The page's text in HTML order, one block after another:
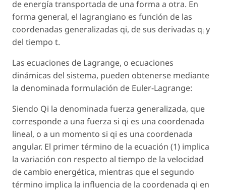
de energía transportada de una forma a otra. En
forma general, el lagrangiano es función de las
coordenadas generalizadas qi, de sus derivadas qi y
del tiempo t.
Las ecuaciones de Lagrange, o ecuaciones
dinámicas del sistema, pueden obtenerse mediante
la denominada formulación de Euler-Lagrange:
Siendo Qi la denominada fuerza generalizada, que
corresponde a una fuerza si qi es una coordenada
lineal, o a un momento si qi es una coordenada
angular. El primer término de la ecuación (1) implica
la variación con respecto al tiempo de la velocidad
de cambio energética, mientras que el segundo
término implica la influencia de la coordenada qi en